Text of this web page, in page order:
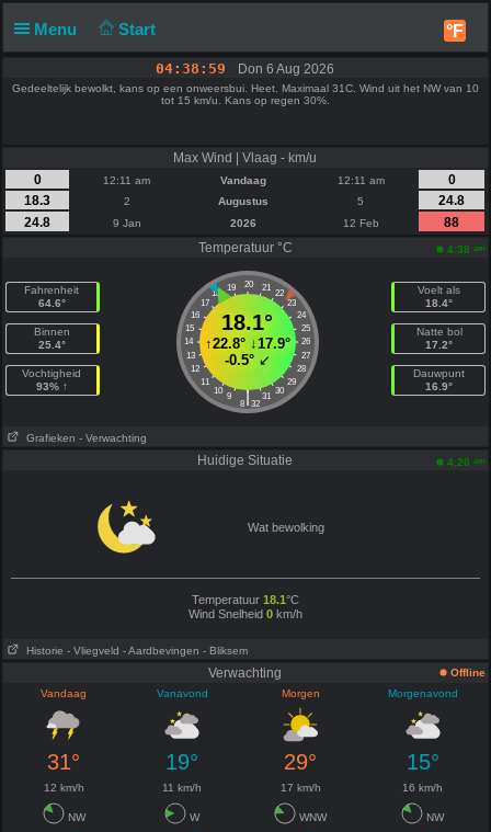
Menu Start °F
04:38:59 Don 6 Aug 2026
Gedeeltelijk bewolkt, kans op een onweersbui. Heet. Maximaal 31C. Wind uit het NW van 10
tot 15 km/u. Kans op regen 30%.
Max Wind | Vlaag - km/u
0
12:11 am Vandaag 12:11 am
0
18.3
2 Augustus 5
24.8
24.8
9 Jan 2026 12 Feb
88
Temperatuur °C
4:38 am
Fahrenheit
64.6°
Binnen
25.4°
Vochtigheid
93% ↑
20
19 21
18
22
17
23
16
24
15
25
14
26
13
27
12
28
11
29
10
30
9 31
|
8 32
18.1°
↑22.8°↓17.9°
-0.5°↙
Voelt als
18.4°
Natte bol
17.2°
Dauwpunt
16.9°
Grafieken - Verwachting
Huidige Situatie 4:20 am
Wat bewolking
Temperatuur 18.1°C
Wind Snelheid 0km/h
Historie - Vliegveld - Aardbevingen - Bliksem
Verwachting
Offline
Vandaag
Vanavond Morgen Morgenavond
31° 19° 29° 15°
12 km/h 11 km/h 17 km/h 16 km/h
NW W WNW
NW